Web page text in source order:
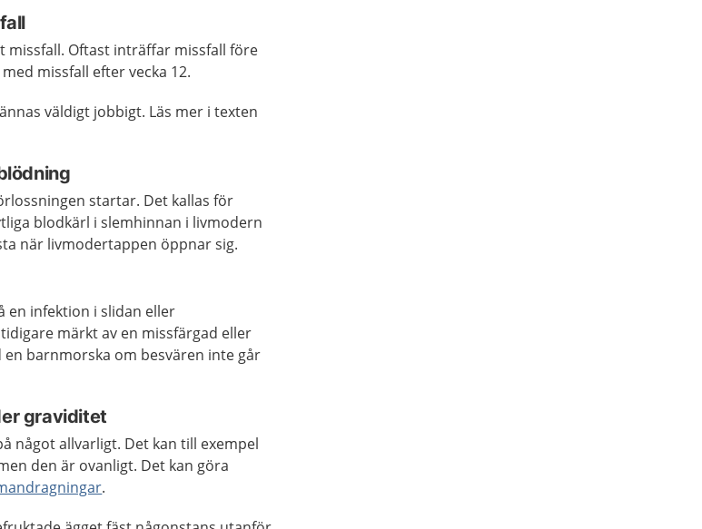
missfall. Oftast inträffar missfall före
missfall efter vecka 12.
väldigt jobbigt. Läs mer i texten
startar. Det kallas för
blodkärl i slemhinnan i livmodern
när livmodertappen öppnar sig.
en infektion i slidan eller
märkt av en missfärgad eller
barnmorska om besvären inte går
graviditet
något allvarligt. Det kan till exempel
den är ovanligt. Det kan göra
.